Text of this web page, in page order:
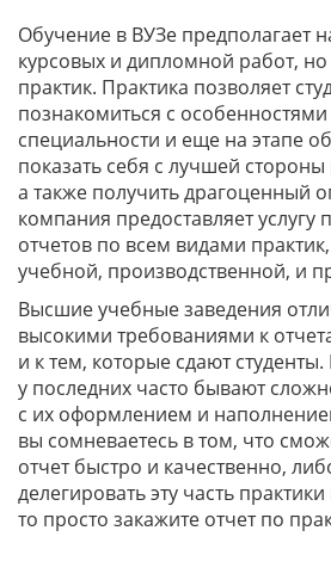
Обучение в ВУЗе предполагает
курсовых и дипломной работ,
практик. Практика позволяет
познакомиться с
специальности и еще на этапе
показать себя с лучшей
а также получить драгоценный
компания предоставляет
отчетов по всем видами
учебной, производственной, и
Высшие учебные заведения
высокими требованиями к
и к тем, которые сдают
у последних часто бывают
с их оформлением и
вы сомневаетесь в том, что
отчет быстро и качественно,
делегировать эту часть
то просто закажите отчет по